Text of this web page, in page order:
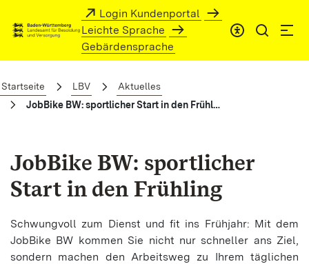
Zum Hauptinhalt springenLogin Kundenportal
Leichte Sprache
Gebärdensprache
Startseite LBV
Aktuelles
JobBike BW: sportlicher Start in den Frühling
JobBike BW: sportlicher
Start in den Frühling
Schwungvoll zum Dienst und fit ins Frühjahr: Mit dem
JobBike BW kommen Sie nicht nur schneller ans Ziel,
sondern machen den Arbeitsweg zu Ihrem täglichen